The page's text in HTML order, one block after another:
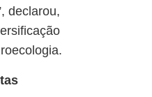
declarou,